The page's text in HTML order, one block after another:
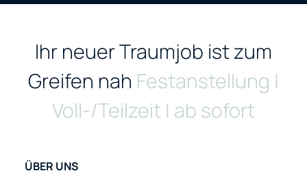
Ihr neuer Traumjob ist zum
Greifen nah Festanstellung |
Voll-/Teilzeit | ab sofort
ÜBER UNS